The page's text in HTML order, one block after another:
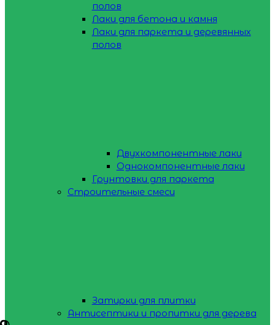
полов
Лаки для бетона и камня
Лаки для паркета и деревянных
полов
Двухкомпонентные лаки
Однокомпонентные лаки
Грунтовки для паркета
Строительные смеси
Затирки для плитки
Антисептики и пропитки для дерева